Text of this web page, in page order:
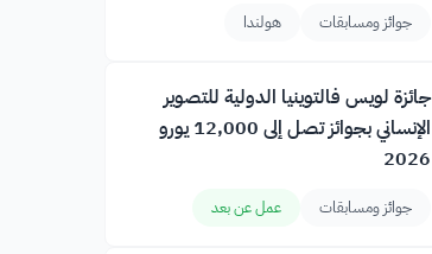
جوائز ومسابقات هولندا
جائزة لويس فالتوينيا الدولية للتصوير
الإنساني بجوائز تصل إلى 12,000 يورو
2026
جوائز ومسابقات عمل عن بعد